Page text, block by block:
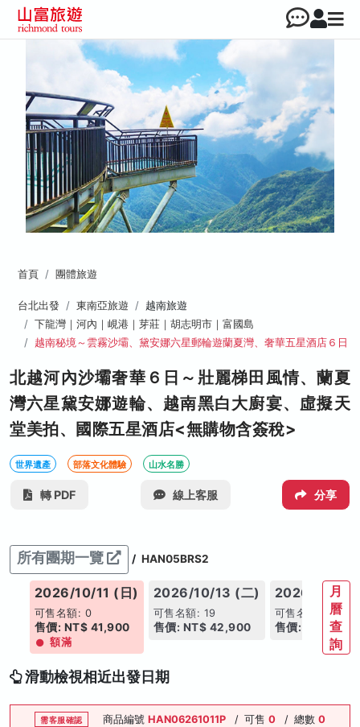
首頁 團體旅遊
台北出發 東南亞旅遊
越南旅遊
下龍灣｜河內｜峴港｜芽莊｜胡志明市｜富國島
越南秘境～雲霧沙壩、黛安娜六星郵輪遊蘭夏灣、奢華五星酒店６日
北越河內沙壩奢華６日～壯麗梯田風情、蘭夏
灣六星黛安娜遊輪、越南黑白大廚宴、虛擬天
堂美拍、國際五星酒店<無購物含簽稅>
世界遺產 部落文化體驗 山水名勝
轉 PDF 線上客服 分享
所有團期一覽 / HAN05BRS2
2026/10/11 (日)
可售名額: 0
售價: NT$ 41,900
額滿
2026/10/13 (二)
可售名額: 19
售價: NT$ 42,900
2026/10/17
可售名額: 16
售價: NT$
月
曆
查
詢
滑動檢視相近出發日期
需客服確認 商品編號 HAN06261011P / 可售 0 / 總數 0